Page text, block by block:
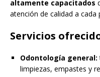
altamente capacitados
atención de calidad a cada
Servicios
Odontología general:
limpiezas, empastes y